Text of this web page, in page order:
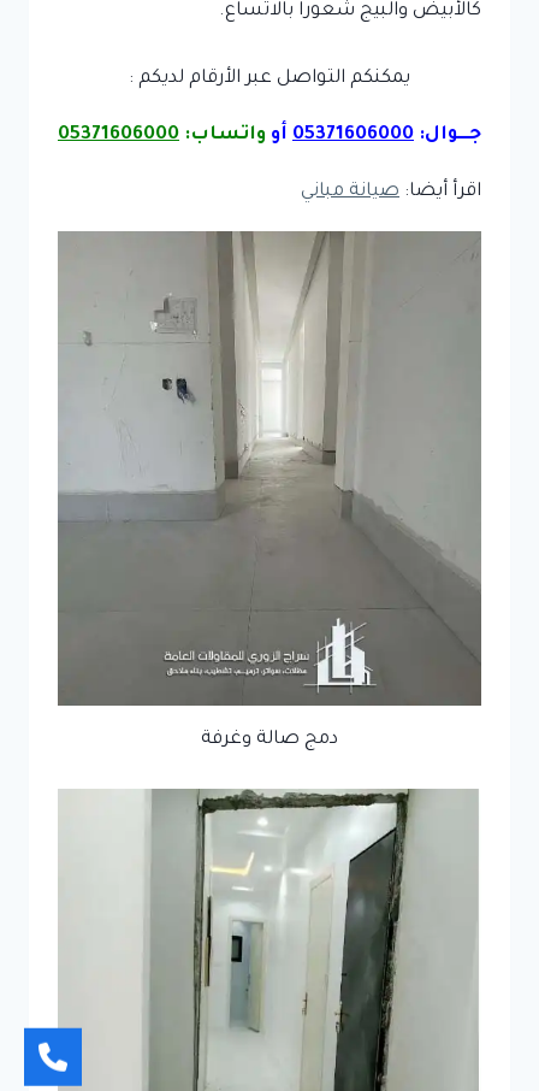
كالأبيض والبيج شعورا بالاتساع.
يمكنكم التواصل عبر الأرقام لديكم :
جـــوال: 05371606000 أو واتساب: 05371606000
اقرأ أيضا: صيانة مباني
دمج صالة وغرفة